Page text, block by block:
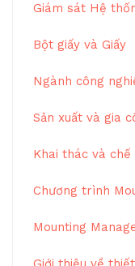
Giám sát Hệ
Bột giấy và Giấy
Ngành công
Sản xuất và gia
Khai thác và chế
Chương trình
Mounting